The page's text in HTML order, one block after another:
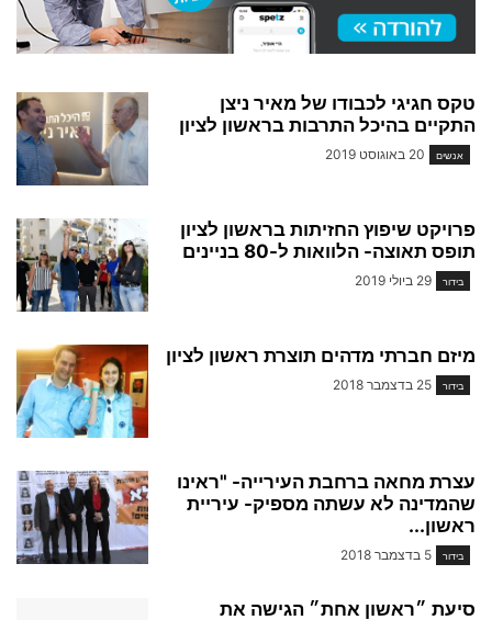
טקס חגיגי לכבודו של מאיר ניצן
התקיים בהיכל התרבות בראשון לציון
אנשים 20 באוגוסט 2019
פרויקט שיפוץ החזיתות בראשון לציון
תופס תאוצה- הלוואות ל-80 בניינים
בידור 29 ביולי 2019
מיזם חברתי מדהים תוצרת ראשון לציון
בידור 25 בדצמבר 2018
עצרת מחאה ברחבת העירייה- "ראינו
שהמדינה לא עשתה מספיק- עיריית
ראשון...
בידור 5 בדצמבר 2018
סיעת ״ראשון אחת״ הגישה את